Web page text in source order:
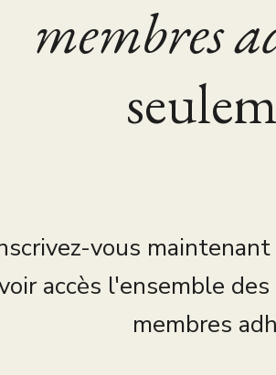
membres
vous
accès l'ensemble
membres